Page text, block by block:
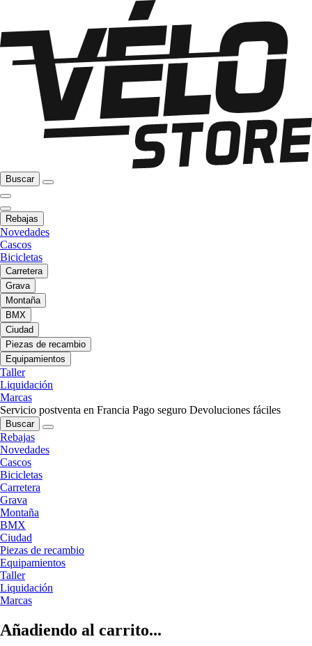
Buscar
Rebajas
Novedades
Cascos
Bicicletas
Carretera
Grava
Montaña
BMX
Ciudad
Piezas de recambio
Equipamientos
Taller
Liquidación
Marcas
Servicio postventa en Francia Pago seguro Devoluciones fáciles
Buscar
Rebajas
Novedades
Cascos
Bicicletas
Carretera
Grava
Montaña
BMX
Ciudad
Piezas de recambio
Equipamientos
Taller
Liquidación
Marcas
Añadiendo al carrito...